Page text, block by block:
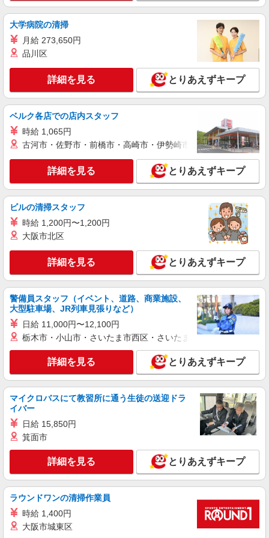
大学病院の清掃
月給 273,650円
品川区
詳細を見る とりあえずキープ
ベルク各店での店内スタッフ
時給 1,065円
古河市・佐野市・前橋市・高崎市・伊勢崎市・太田市・館林市
詳細を見る とりあえずキープ
ビルの清掃スタッフ
時給 1,200円〜1,200円
大阪市北区
詳細を見る とりあえずキープ
警備員スタッフ（イベント、道路、商業施設、
大型駐車場、JR列車見張りなど）
日給 11,000円〜12,100円
栃木市・小山市・さいたま市西区・さいたま市岩槻区・久喜市・
詳細を見る とりあえずキープ
マイクロバスにて教習所に通う生徒の送迎ドラ
イバー
日給 15,850円
箕面市
詳細を見る とりあえずキープ
ラウンドワンの清掃作業員
時給 1,400円
大阪市城東区